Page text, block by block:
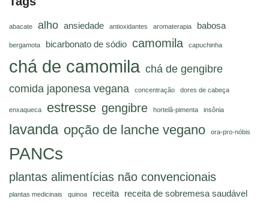
abacate alho ansiedade antioxidantes aromaterapia babosa
bergamota bicarbonato de sódio camomila capuchinha
chá de camomila chá de gengibre
comida japonesa vegana
concentração dores de cabeça
enxaqueca estresse gengibre hortelã-pimenta insônia
lavanda opção de lanche vegano ora-pro-nóbis
PANCs
plantas alimentícias não convencionais
plantas medicinais quinoa receita receita de sobremesa saudável